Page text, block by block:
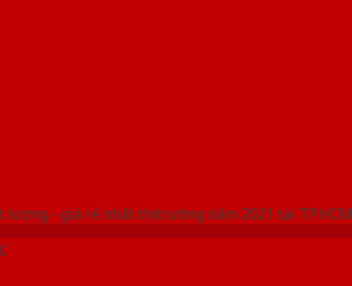
lượng - giá rẻ nhất thị trường năm 2021 tại TP.HCM